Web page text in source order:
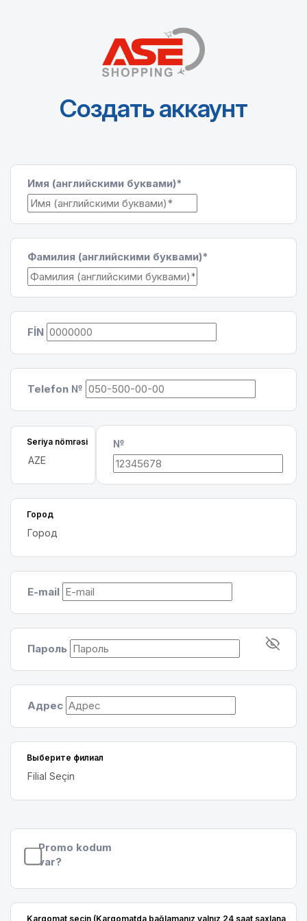
Создать аккаунт
Имя (английскими буквами)*
Фамилия (английскими буквами)*
FİN
Telefon №
Seriya nömrəsi №
Город
E-mail
Пароль
Адрес
Выберите филиал
Promo kodum
var?
Kargomat seçin (Karqomatda bağlamanız yalnız 24 saat saxlana